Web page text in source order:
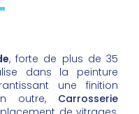
, forte de plus de 35
dans la peinture
une finition
outre, Carrosserie